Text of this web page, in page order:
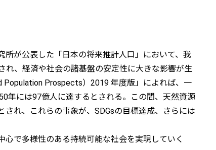
が公表した「日本の将来推計人口」において、我
れ、経済や社会の諸基盤の安定性に大きな影響が生
Prospects）2019 年度版」によれば、一
年には97億人に達するとされる。この間、天然資源
れ、これらの事象が、SDGsの目標達成、さらには
で多様性のある持続可能な社会を実現していく